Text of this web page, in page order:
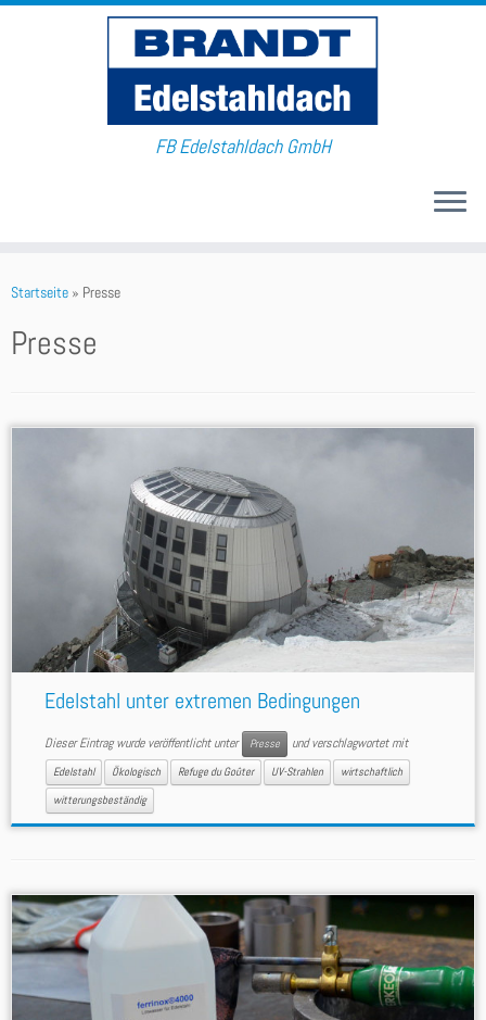
FB Edelstahldach GmbH
Startseite » Presse
Presse
Edelstahl unter extremen Bedingungen
Dieser Eintrag wurde veröffentlicht unter Presse und verschlagwortet mit
Edelstahl Ökologisch Refuge du Goûter UV-Strahlen
wirtschaftlich
witterungsbeständig